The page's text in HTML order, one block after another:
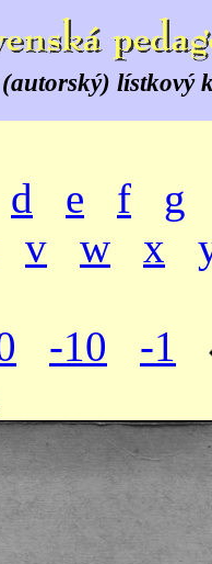
lístkový
d e f
g
v w x
-10
-1